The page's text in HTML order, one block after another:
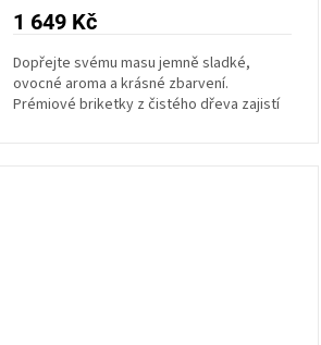
1 649 Kč
Dopřejte svému masu jemně sladké,
ovocné aroma a krásné zbarvení.
Prémiové briketky z čistého dřeva zajistí